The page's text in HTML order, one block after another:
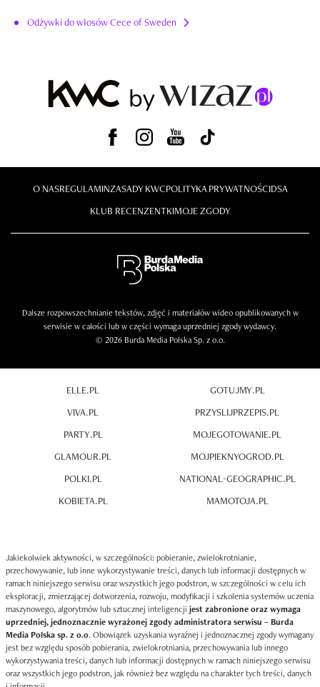
Odżywki do włosów Cece of Sweden
O NASREGULAMINZASADY KWCPOLITYKA PRYWATNOŚCIDSA
KLUB RECENZENTKIMOJE ZGODY
Dalsze rozpowszechnianie tekstów, zdjęć i materiałów wideo opublikowanych w
serwisie w całości lub w części wymaga uprzedniej zgody wydawcy.
© 2026 Burda Media Polska Sp. z o.o.
ELLE.PL
VIVA.PL
PARTY.PL
GLAMOUR.PL
POLKI.PL
KOBIETA.PL
GOTUJMY.PL
PRZYSLIJPRZEPIS.PL
MOJEGOTOWANIE.PL
MOJPIEKNYOGROD.PL
NATIONAL-GEOGRAPHIC.PL
MAMOTOJA.PL
Jakiekolwiek aktywności, w szczególności: pobieranie, zwielokrotnianie,
przechowywanie, lub inne wykorzystywanie treści, danych lub informacji dostępnych w
ramach niniejszego serwisu oraz wszystkich jego podstron, w szczególności w celu ich
eksploracji, zmierzającej dotworzenia, rozwoju, modyfikacji i szkolenia systemów uczenia
maszynowego, algorytmów lub sztucznej inteligencji jest zabronione oraz wymaga
uprzedniej, jednoznacznie wyrażonej zgody administratora serwisu – Burda
Media Polska sp. z o.o. Obowiązek uzyskania wyraźnej i jednoznacznej zgody wymagany
jest bez względu sposób pobierania, zwielokrotniania, przechowywania lub innego
wykorzystywania treści, danych lub informacji dostępnych w ramach niniejszego serwisu
oraz wszystkich jego podstron, jak również bez względu na charakter tych treści, danych